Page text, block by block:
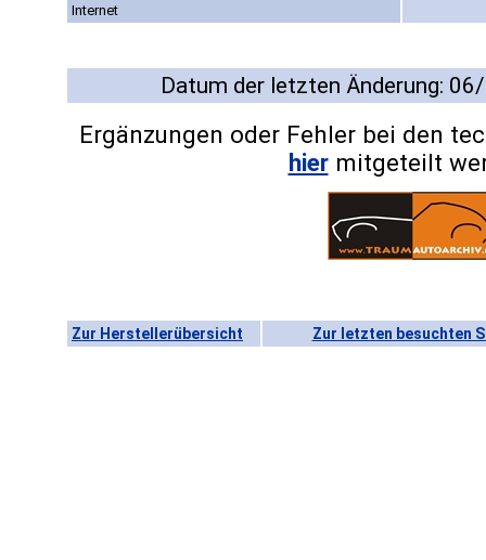
Internet
Datum der letzten Änderung:
Ergänzungen oder Fehler bei den
hiermitgeteilt
Zur Herstellerübersicht Zur letzten besuchten